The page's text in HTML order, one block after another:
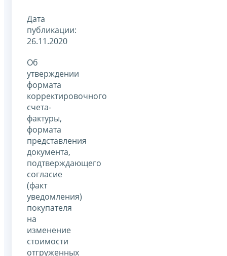
Дата
публикации:
26.11.2020
Об
утверждении
формата
корректировочного
счета-
фактуры,
формата
представления
документа,
подтверждающего
согласие
(факт
уведомления)
покупателя
на
изменение
стоимости
отгруженных